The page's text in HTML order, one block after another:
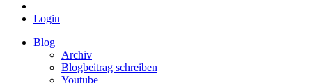
Login
Blog
Archiv
Blogbeitrag schreiben
Youtube